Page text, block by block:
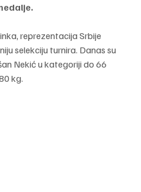
reprezentacija Srbije
selekciju turnira. Danas su
Nekić u kategoriji do 66
kg.